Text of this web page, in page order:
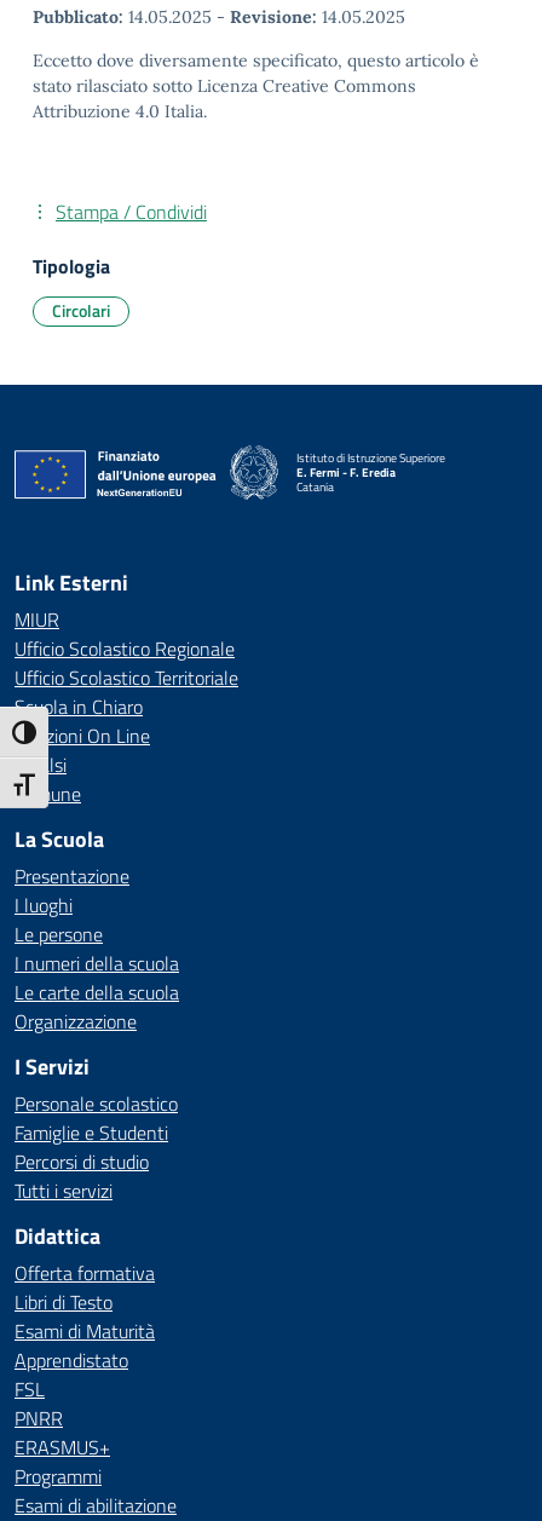
Attiva/disattiva alto contrasto
Attiva/disattiva dimensione testo
Pubblicato: 14.05.2025 - Revisione: 14.05.2025
Eccetto dove diversamente specificato, questo articolo è
stato rilasciato sotto Licenza Creative Commons
Attribuzione 4.0 Italia.
Stampa / Condividi
Tipologia
Circolari
Istituto di Istruzione Superiore
E. Fermi - F. Eredia
Catania
Link Esterni
MIUR
Ufficio Scolastico Regionale
Ufficio Scolastico Territoriale
Scuola in Chiaro
Iscrizioni On Line
Invalsi
Comune
La Scuola
Presentazione
I luoghi
Le persone
I numeri della scuola
Le carte della scuola
Organizzazione
I Servizi
Personale scolastico
Famiglie e Studenti
Percorsi di studio
Tutti i servizi
Didattica
Offerta formativa
Libri di Testo
Esami di Maturità
Apprendistato
FSL
PNRR
ERASMUS+
Programmi
Esami di abilitazione